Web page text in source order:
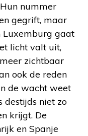
nummer
gegrift, maar
Luxemburg gaat
licht valt uit,
zichtbaar
ook de reden
de wacht weet
destijds niet zo
krijgt. De
en Spanje